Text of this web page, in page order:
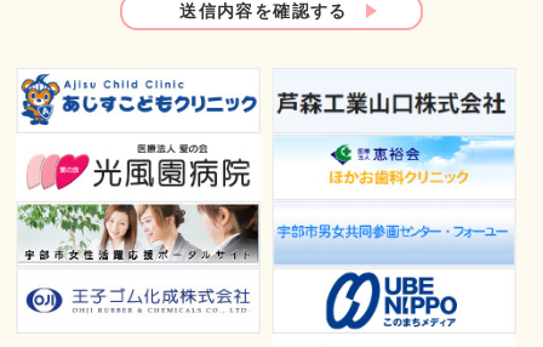
送信内容を確認する